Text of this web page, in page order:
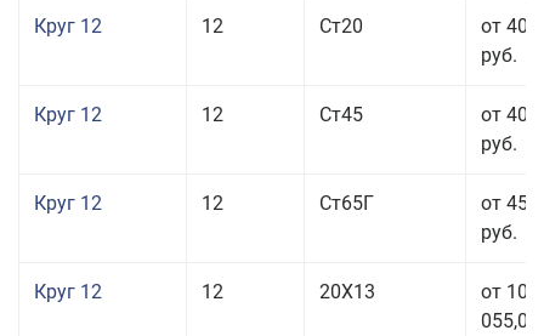
Круг 12 12 Ст20
от 40
руб.
Круг 12 12 Ст45
от 40
руб.
Круг 12 12 Ст65Г
от 45
руб.
Круг 12 12 20Х13
от 103
055,00